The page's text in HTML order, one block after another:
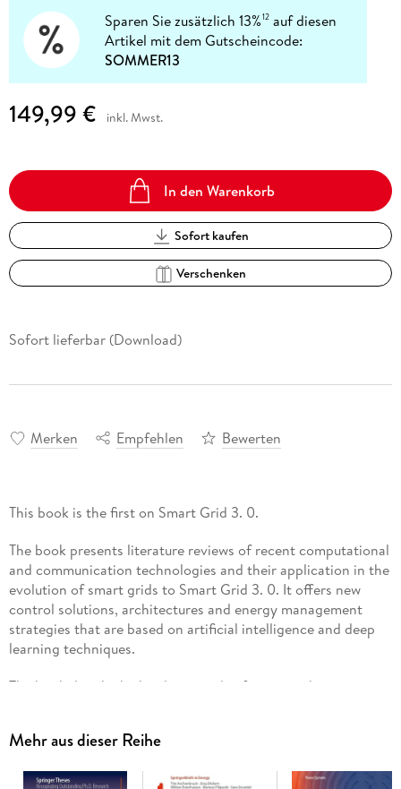
Sparen Sie zusätzlich 13%12 auf diesen
Artikel mit dem Gutscheincode:
SOMMER13
149,99 € inkl. Mwst.
In den Warenkorb
Sofort kaufen
Verschenken
Sofort lieferbar (Download)
Merken Empfehlen Bewerten
This book is the first on Smart Grid 3. 0.
The book presents literature reviews of recent computational
and communication technologies and their application in the
evolution of smart grids to Smart Grid 3. 0. It offers new
control solutions, architectures and energy management
strategies that are based on artificial intelligence and deep
learning techniques.
The book details the hardware and software implementation
architectures for smart grid applications such as electric
infrastructure.
Mehr aus dieser Reihe